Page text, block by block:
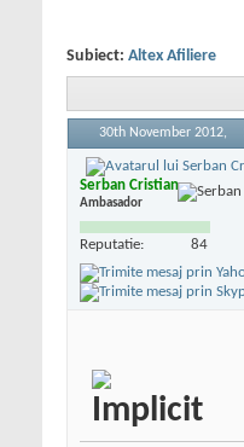
Subiect: Altex Afiliere
30th November 2012,
Serban Cristian
Ambasador
Reputatie: 84